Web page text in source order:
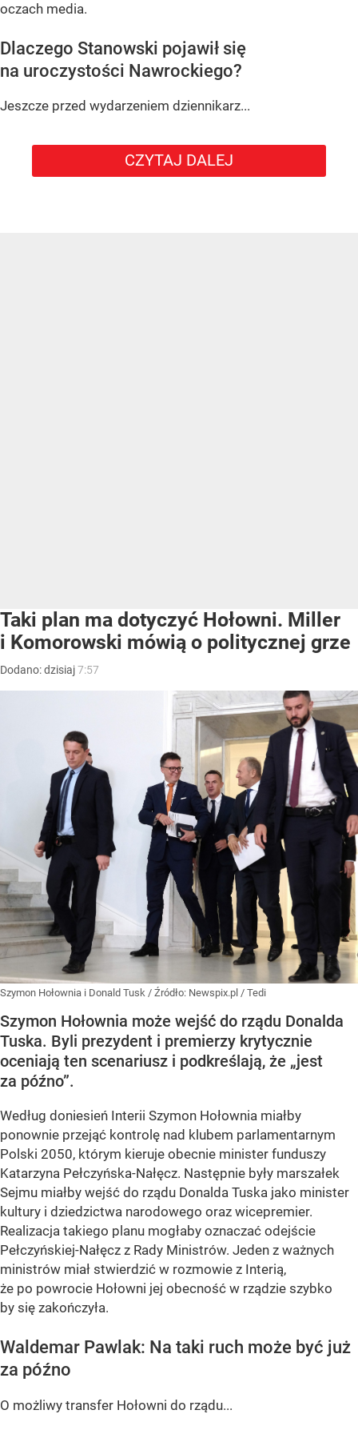
oczach media.
Dlaczego Stanowski pojawił się
na uroczystości Nawrockiego?
Jeszcze przed wydarzeniem dziennikarz...
CZYTAJ DALEJ
Taki plan ma dotyczyć Hołowni. Miller
i Komorowski mówią o politycznej grze
Dodano:dzisiaj7:57
Szymon Hołownia i Donald Tusk / Źródło: Newspix.pl / Tedi
Szymon Hołownia może wejść do rządu Donalda
Tuska. Byli prezydent i premierzy krytycznie
oceniają ten scenariusz i podkreślają, że „jest
za późno”.
Według doniesień Interii Szymon Hołownia miałby
ponownie przejąć kontrolę nad klubem parlamentarnym
Polski 2050, którym kieruje obecnie minister funduszy
Katarzyna Pełczyńska-Nałęcz. Następnie były marszałek
Sejmu miałby wejść do rządu Donalda Tuska jako minister
kultury i dziedzictwa narodowego oraz wicepremier.
Realizacja takiego planu mogłaby oznaczać odejście
Pełczyńskiej-Nałęcz z Rady Ministrów. Jeden z ważnych
ministrów miał stwierdzić w rozmowie z Interią,
że po powrocie Hołowni jej obecność w rządzie szybko
by się zakończyła.
Waldemar Pawlak: Na taki ruch może być już
za późno
O możliwy transfer Hołowni do rządu...